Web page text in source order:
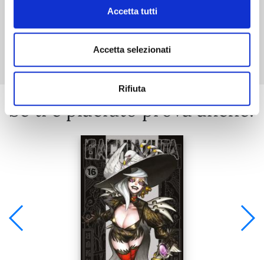
Accetta tutti
Accetta selezionati
Rifiuta
Mostra tutto
Se ti è piaciuto prova anche: